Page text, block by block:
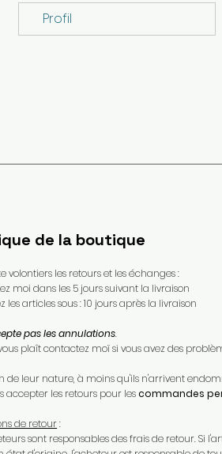
Profil
de la boutique
volontiers les retours et les échanges :
moi dans les 5 jours suivant la livraison
les articles sous : 10 jours après la livraison
pas les annulations.
plaît contactez moï si vous avez des
de leur nature, à moins qu'ils n'arrivent
accepter les retours pour lescommandes
de retour:
sont responsables des frais de retour. Si